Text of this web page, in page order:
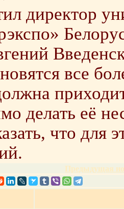
директор
все
делать её
что для
Предыдущая